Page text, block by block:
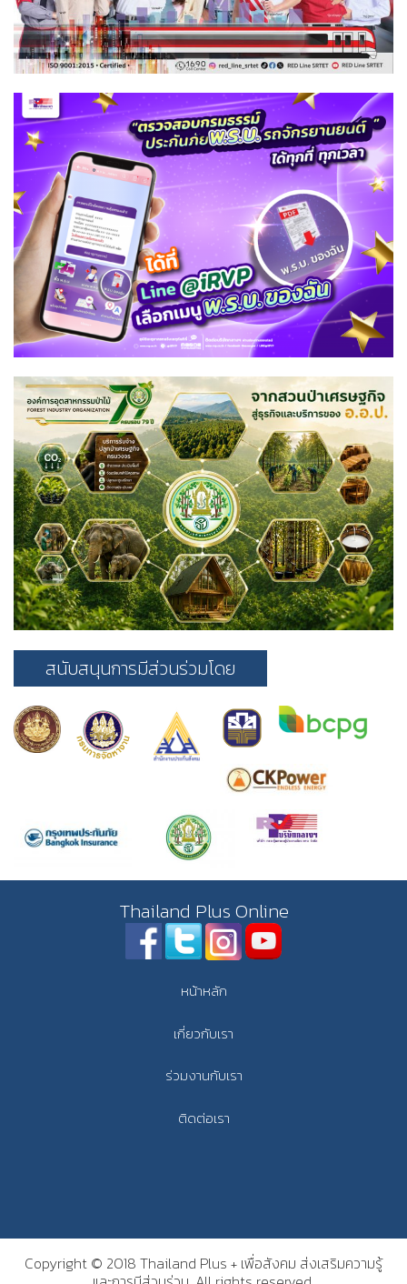
สนับสนุนการมีส่วนร่วมโดย
Thailand Plus Online
หน้าหลัก
เกี่ยวกับเรา
ร่วมงานกับเรา
ติดต่อเรา
Copyright © 2018 Thailand Plus + เพื่อสังคม ส่งเสริมความรู้